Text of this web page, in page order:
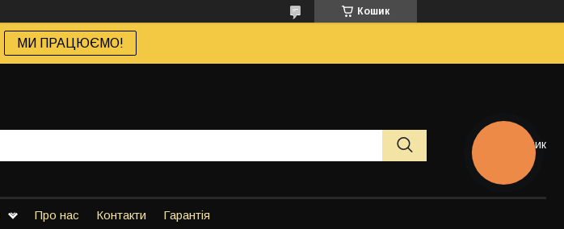
Кошик
МИ ПРАЦЮЄМО!
Кошик
Про нас Контакти Гарантія